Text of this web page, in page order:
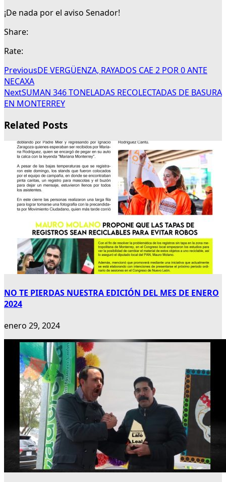
¡De nada por el aviso Senador!
Share:
Rate:
PreviousDE VERGÜENZA, RAYADOS CAE 2 POR 0 ANTE
NECAXA
NextSUMAN 346 TONELADAS RECOLECTADAS DE BASURA
EN MONTERREY
Related Posts
NO TE PIERDAS NUESTRA EDICIÓN DEL MES DE ENERO
2024
enero 29, 2024